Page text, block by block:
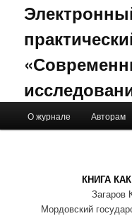
Skip to primary content
Skip to secondary
О журнале Авторам
КНИГА
Загаров
Мордовский